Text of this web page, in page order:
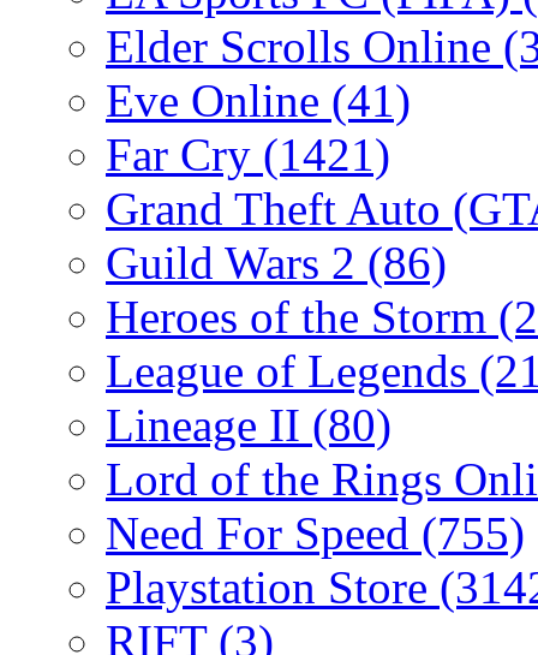
Elder Scrolls Online
Eve Online (41)
Far Cry (1421)
Grand Theft Auto
Guild Wars 2 (86)
Heroes of the Storm
League of Legends
Lineage II (80)
Lord of the Rings
Need For Speed (755)
Playstation Store
RIFT (3)